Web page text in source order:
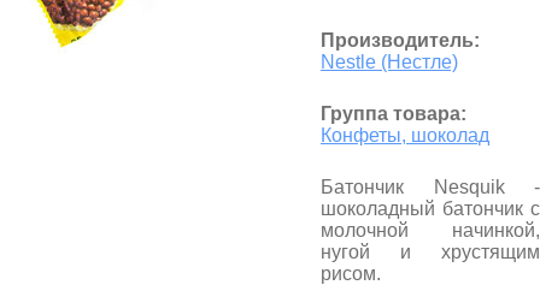
Производитель:
Nestle (Нестле)
Группа товара:
Конфеты, шоколад
Батончик Nesquik -
шоколадный батончик с
молочной начинкой,
нугой и хрустящим
рисом.